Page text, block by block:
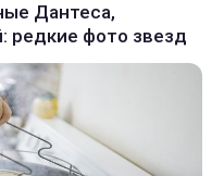
Дантеса,
редкие фото звезд